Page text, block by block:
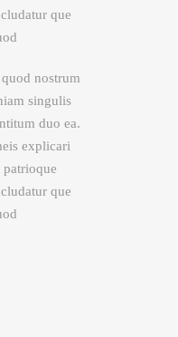
que
nostrum
singulis
duo ea.
explicari
que